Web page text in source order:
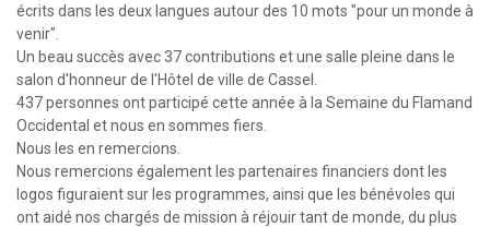
écrits dans les deux langues autour des 10 mots "pour un monde à
venir".
Un beau succès avec 37 contributions et une salle pleine dans le
salon d'honneur de l'Hôtel de ville de Cassel.
437 personnes ont participé cette année à la Semaine du Flamand
Occidental et nous en sommes fiers.
Nous les en remercions.
Nous remercions également les partenaires financiers dont les
logos figuraient sur les programmes, ainsi que les bénévoles qui
ont aidé nos chargés de mission à réjouir tant de monde, du plus